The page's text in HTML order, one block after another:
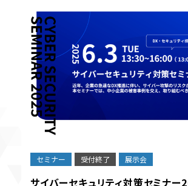
セミナー 受付終了 展示会
サイバーセキュリティ対策セミナー